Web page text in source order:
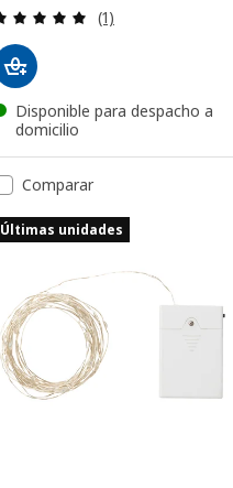
Revisa: 5 de 5
(1)
Disponible para despacho a
domicilio
Comparar
Últimas unidades